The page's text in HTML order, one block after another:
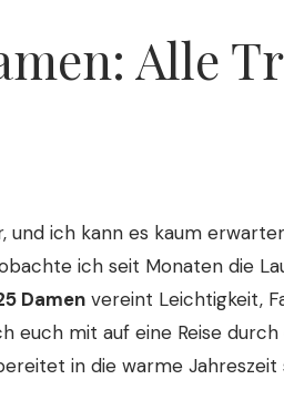
Alle
ich kann es kaum
ich seit Monaten die
Damen vereint Leichtigkeit,
euch mit auf eine Reise
in die warme Jahreszeit